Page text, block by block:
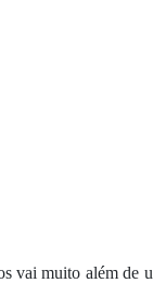
muito além de